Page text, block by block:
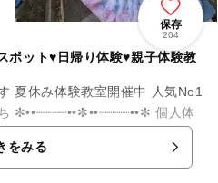
保存
204
ポット♥️日帰り体験♥️親子体験教
をみる